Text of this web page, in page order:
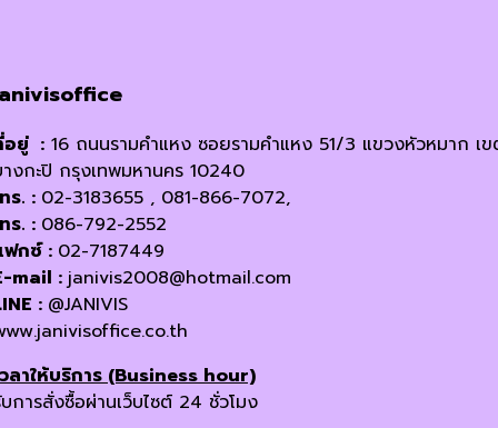
อยู่ : 16 ถนนรามคำแหง ซอยรามคำแหง 51/3 แขวงหัวหมาก เ
งกะปิ กรุงเทพมหานคร 10240
ร. : 02-3183655 , 081-866-7072,
ร. : 086-792-2552
กซ์ : 02-7187449
mail : janivis2008@hotmail.com
: @JANIVIS
ลาให้บริการ (Business hour)
การสั่งซื้อผ่านเว็บไซต์ 24 ชั่วโมง